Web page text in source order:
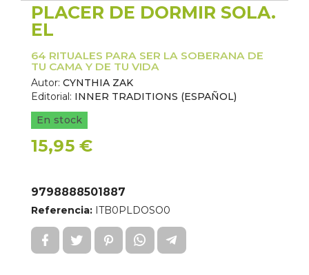
PLACER DE DORMIR SOLA.
EL
64 RITUALES PARA SER LA SOBERANA DE
TU CAMA Y DE TU VIDA
Autor: CYNTHIA ZAK
Editorial: INNER TRADITIONS (ESPAÑOL)
En stock
15,95 €
9798888501887
Referencia: ITB0PLDOSO0